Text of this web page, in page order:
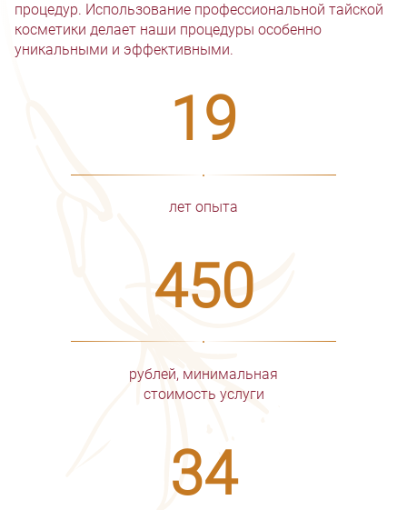
процедур. Использование профессиональной тайской
косметики делает наши процедуры особенно
уникальными и эффективными.
19
лет опыта
450
рублей, минимальная
стоимость услуги
34